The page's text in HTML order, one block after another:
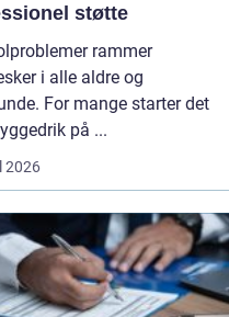
støtte
rammer
i alle aldre og
For mange starter det
på ...
2026